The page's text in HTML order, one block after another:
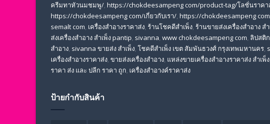
ครีมทาหัวนมชมพู/, https://chokdeesampeng com/product-tag/โลชั่นราคา
https://chokdeesampeng com/เกี่ยวกับเรา/, https://chokdeesampeng
semalt com, เครื่องสำอางราคาส่ง, ร้านโชคดีสำเพ็ง, ร้านขายส่งเครื่องสําอาง สํา
ส่งเครื่องสําอาง สําเพ็ง pantip, sivanna, www chokdeesampeng com, ลิปสติ
สำอาง, sivanna ขายส่ง สําเพ็ง, โชคดีสำเพ็ง เขต สัมพันธวงศ์ กรุงเทพมหานคร,
เครื่องสําอางราคาส่ง, ขายส่งเครื่องสําอาง, แหล่งขายเครื่องสําอางราคาส่ง สําเพ็ง
ราคา ส่ง และ ปลีก ราคา ถูก, เครื่องสำอางค์ราคาส่ง
ป้ายกำกับสินค้า